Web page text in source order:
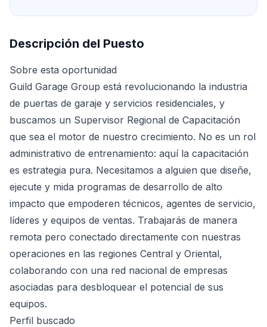
Descripción del Puesto
Sobre esta oportunidad
Guild Garage Group está revolucionando la industria
de puertas de garaje y servicios residenciales, y
buscamos un Supervisor Regional de Capacitación
que sea el motor de nuestro crecimiento. No es un rol
administrativo de entrenamiento: aquí la capacitación
es estrategia pura. Necesitamos a alguien que diseñe,
ejecute y mida programas de desarrollo de alto
impacto que empoderen técnicos, agentes de servicio,
líderes y equipos de ventas. Trabajarás de manera
remota pero conectado directamente con nuestras
operaciones en las regiones Central y Oriental,
colaborando con una red nacional de empresas
asociadas para desbloquear el potencial de sus
equipos.
Perfil buscado